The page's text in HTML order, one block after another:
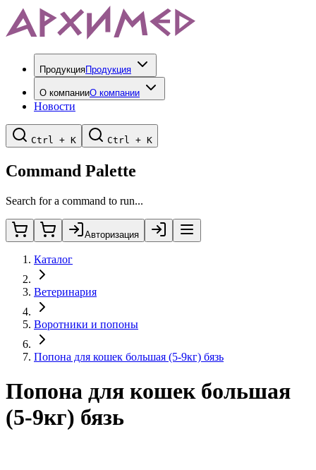
ПродукцияПродукция
О компанииО компании
Новости
Ctrl + K Ctrl + K
Command Palette
Search for a command to run...
Авторизация
Каталог
Ветеринария
Воротники и попоны
Попона для кошек большая (5-9кг) бязь
Попона для кошек большая
(5-9кг) бязь